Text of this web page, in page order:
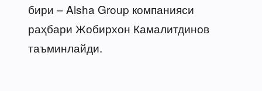
бири – Aisha Group компанияси
раҳбари Жобирхон Камалитдинов
таъминлайди.